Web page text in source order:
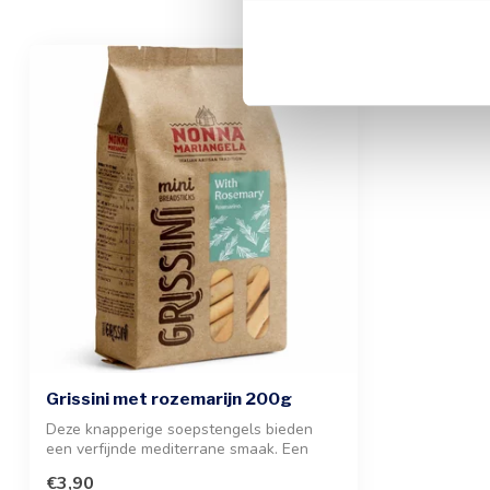
Grissini met rozemarijn 200g
Deze knapperige soepstengels bieden
een verfijnde mediterrane smaak. Een
€3,90